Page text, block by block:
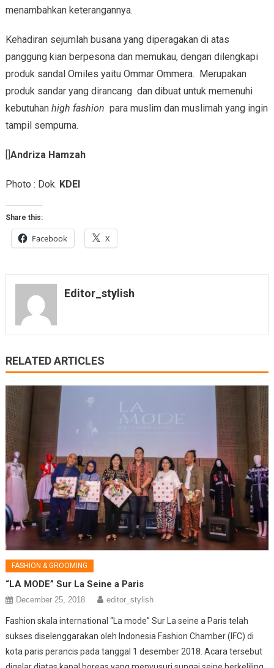
menambahkan keterangannya.
Kehadiran sejumlah busana yang diperagakan di atas
panggung kian berpesona dan memukau, dengan dilengkapi
produk sandal Omiles yaitu Ommar Ommera. Merupakan
produk sandar yang dirancang dan dibuat untuk memenuhi
kebutuhan high fashion para muslim dan muslimah yang ingin
tampil sempurna.
Andriza Hamzah
Photo : Dok. KDEI
Share this:
Facebook X
Editor_stylish
RELATED ARTICLES
FASHION & GROOMING
“LA MODE” Sur La Seine a Paris
December 25, 2018 editor_stylish
Fashion skala international “La mode” Sur La seine a Paris telah
sukses diselenggarakan oleh Indonesia Fashion Chamber (IFC) di
kota paris perancis pada tanggal 1 desember 2018. Acara tersebut